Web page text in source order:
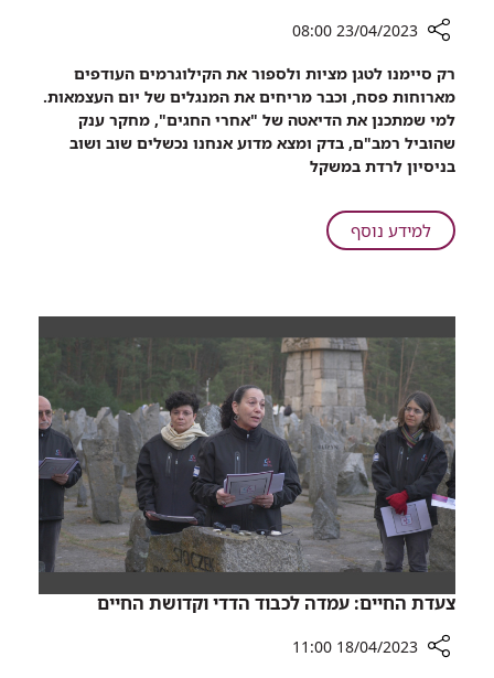
שיתוף
הפער
הרצוי
למצוי
מחקר
חדש
מצליחים
לרדת
שהסיבה
נעוצה
בציפיות
ריאליות
23/04/2023 08:00
רק סיימנו לטגן מציות ולספור את הקילוגרמים העודפים
מארוחות פסח, וכבר מריחים את המנגלים של יום העצמאות.
למי שמתכנן את הדיאטה של "אחרי החגים", מחקר ענק
שהוביל רמב"ם, בדק ומצא מדוע אנחנו נכשלים שוב ושוב
בניסיון לרדת במשקל
למידע נוסףעל
הפער
-
מחקר
חדש
קובע:
לא
מצליחים
לרדת
במשקל?
כנראה
שהסיבה
נעוצה
לא
צעדת החיים: עמדה לכבוד הדדי וקדושת החיים
18/04/2023 11:00